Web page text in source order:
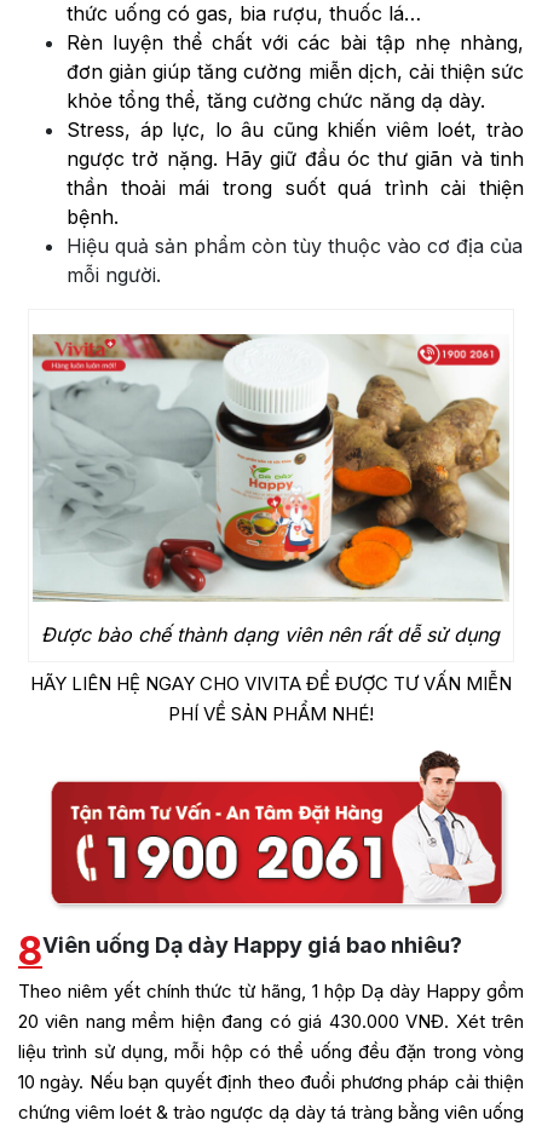
thức uống có gas, bia rượu, thuốc lá…
Rèn luyện thể chất với các bài tập nhẹ nhàng,
đơn giản giúp tăng cường miễn dịch, cải thiện sức
khỏe tổng thể, tăng cường chức năng dạ dày.
Stress, áp lực, lo âu cũng khiến viêm loét, trào
ngược trở nặng. Hãy giữ đầu óc thư giãn và tinh
thần thoải mái trong suốt quá trình cải thiện
bệnh.
Hiệu quả sản phẩm còn tùy thuộc vào cơ địa của
mỗi người.
Được bào chế thành dạng viên nên rất dễ sử dụng
HÃY LIÊN HỆ NGAY CHO VIVITA ĐỂ ĐƯỢC TƯ VẤN MIỄN
PHÍ VỀ SẢN PHẨM NHÉ!
8Viên uống Dạ dày Happy giá bao nhiêu?
Theo niêm yết chính thức từ hãng, 1 hộp Dạ dày Happy gồm
20 viên nang mềm hiện đang có giá 430.000 VNĐ. Xét trên
liệu trình sử dụng, mỗi hộp có thể uống đều đặn trong vòng
10 ngày. Nếu bạn quyết định theo đuổi phương pháp cải thiện
chứng viêm loét & trào ngược dạ dày tá tràng bằng viên uống